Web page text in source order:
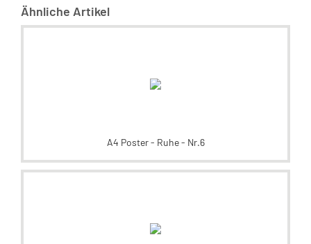
Ähnliche Artikel
A4 Poster - Ruhe - Nr.6